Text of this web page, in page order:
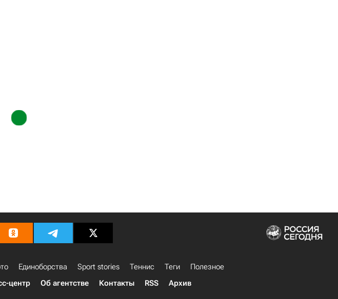
Единоборства Sport stories Теннис Теги
Полезное
центр Об агентстве Контакты RSS Архив